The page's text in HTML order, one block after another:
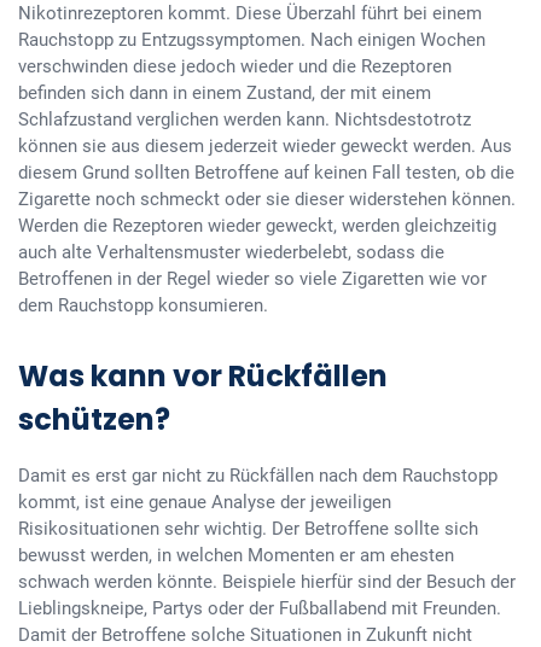
Nikotinrezeptoren kommt. Diese Überzahl führt bei einem
Rauchstopp zu Entzugssymptomen. Nach einigen Wochen
verschwinden diese jedoch wieder und die Rezeptoren
befinden sich dann in einem Zustand, der mit einem
Schlafzustand verglichen werden kann. Nichtsdestotrotz
können sie aus diesem jederzeit wieder geweckt werden. Aus
diesem Grund sollten Betroffene auf keinen Fall testen, ob die
Zigarette noch schmeckt oder sie dieser widerstehen können.
Werden die Rezeptoren wieder geweckt, werden gleichzeitig
auch alte Verhaltensmuster wiederbelebt, sodass die
Betroffenen in der Regel wieder so viele Zigaretten wie vor
dem Rauchstopp konsumieren.
Was kann vor Rückfällen
schützen?
Damit es erst gar nicht zu Rückfällen nach dem Rauchstopp
kommt, ist eine genaue Analyse der jeweiligen
Risikosituationen sehr wichtig. Der Betroffene sollte sich
bewusst werden, in welchen Momenten er am ehesten
schwach werden könnte. Beispiele hierfür sind der Besuch der
Lieblingskneipe, Partys oder der Fußballabend mit Freunden.
Damit der Betroffene solche Situationen in Zukunft nicht